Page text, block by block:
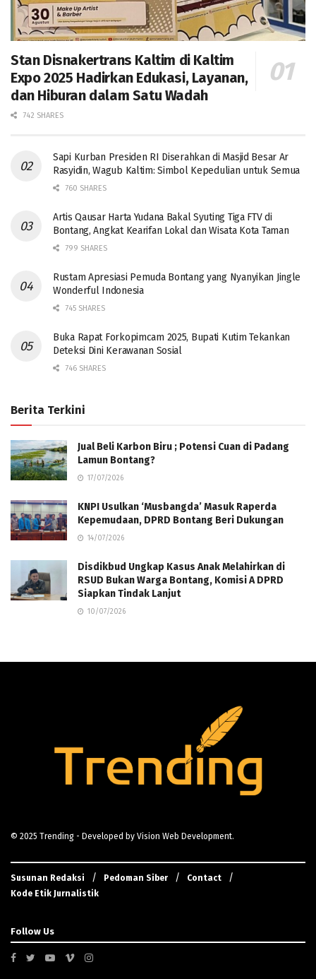
Stan Disnakertrans Kaltim di Kaltim
Expo 2025 Hadirkan Edukasi, Layanan,
dan Hiburan dalam Satu Wadah
742 SHARES
Sapi Kurban Presiden RI Diserahkan di Masjid Besar Ar
Rasyidin, Wagub Kaltim: Simbol Kepedulian untuk Semua
760 SHARES
Artis Qausar Harta Yudana Bakal Syuting Tiga FTV di
Bontang, Angkat Kearifan Lokal dan Wisata Kota Taman
799 SHARES
Rustam Apresiasi Pemuda Bontang yang Nyanyikan Jingle
Wonderful Indonesia
745 SHARES
Buka Rapat Forkopimcam 2025, Bupati Kutim Tekankan
Deteksi Dini Kerawanan Sosial
746 SHARES
Berita Terkini
Jual Beli Karbon Biru ; Potensi Cuan di Padang
Lamun Bontang?
17/07/2026
KNPI Usulkan ‘Musbangda’ Masuk Raperda
Kepemudaan, DPRD Bontang Beri Dukungan
14/07/2026
Disdikbud Ungkap Kasus Anak Melahirkan di
RSUD Bukan Warga Bontang, Komisi A DPRD
Siapkan Tindak Lanjut
10/07/2026
© 2025 Trending - Developed by Vision Web Development.
Susunan Redaksi Pedoman Siber
Contact
Kode Etik Jurnalistik
Follow Us